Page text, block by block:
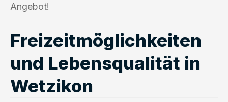
Angebot!
Freizeitmöglichkeiten
und Lebensqualität in
Wetzikon